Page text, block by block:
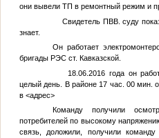
они вывели ТП в ремонтный режим и
Свидетель ПВВ. суду
знает.
Он работает
бригады РЭС ст. Кавказской.
18.06.2016 года он
целый день. В районе 17 час. 00 мин.
в <адрес>
Команду получили
потребителей по высокому
связь, доложили, получили